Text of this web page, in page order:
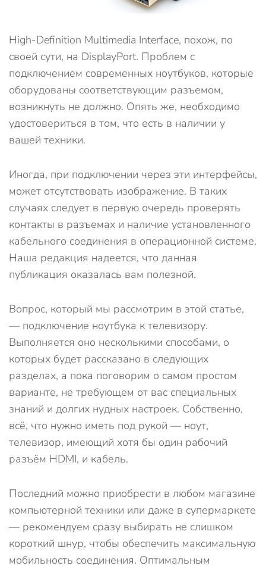
High-Definition Multimedia Interface, похож, по
своей сути, на DisplayPort. Проблем с
подключением современных ноутбуков, которые
оборудованы соответствующим разъемом,
возникнуть не должно. Опять же, необходимо
удостовериться в том, что есть в наличии у
вашей техники.
Иногда, при подключении через эти интерфейсы,
может отсутствовать изображение. В таких
случаях следует в первую очередь проверять
контакты в разъемах и наличие установленного
кабельного соединения в операционной системе.
Наша редакция надеется, что данная
публикация оказалась вам полезной.
Вопрос, который мы рассмотрим в этой статье,
— подключение ноутбука к телевизору.
Выполняется оно несколькими способами, о
которых будет рассказано в следующих
разделах, а пока поговорим о самом простом
варианте, не требующем от вас специальных
знаний и долгих нудных настроек. Собственно,
всё, что нужно иметь под рукой — ноут,
телевизор, имеющий хотя бы один рабочий
разъём HDMI, и кабель.
Последний можно приобрести в любом магазине
компьютерной техники или даже в супермаркете
— рекомендуем сразу выбирать не слишком
короткий шнур, чтобы обеспечить максимальную
мобильность соединения. Оптимальным